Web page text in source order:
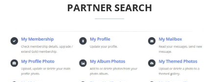
PARTNER SEARCH